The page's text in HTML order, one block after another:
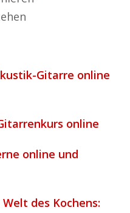
Gitarre online
online
online und
des Kochens: